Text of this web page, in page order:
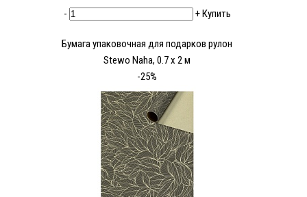
-
+Купить
Бумага упаковочная для подарков рулон
Stewo Naha, 0.7 x 2 м
-25%